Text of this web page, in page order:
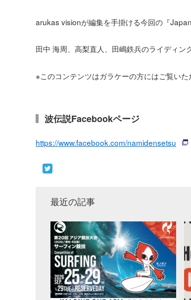
arukas visionが編集を手掛ける今回の『
田中 海周、高梨直人、田嶋鉄兵のライディン
※このコンテンツはガラケーの方にはご覧い
波伝説Facebookページ
https://www.facebook.com/namidensetsu
最近の記事